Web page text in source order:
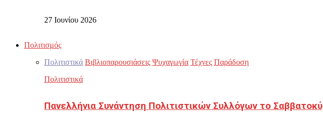
27 Ιουνίου 2026
Πολιτισμός
Πολιτιστικά Βιβλιοπαρουσιάσεις Ψυχαγωγία Τέχνες Παράδοση
Πολιτιστικά
Πανελλήνια Συνάντηση Πολιτιστικών Συλλόγων το